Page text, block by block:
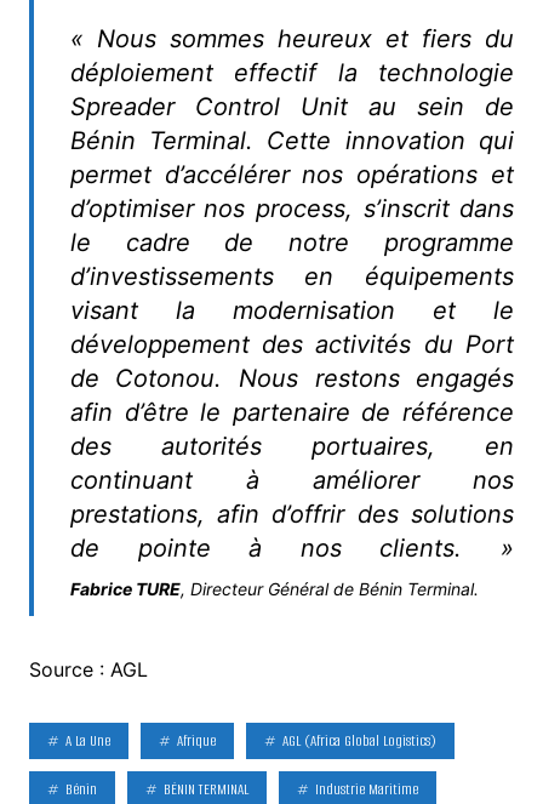
« Nous sommes heureux et fiers du
déploiement effectif la technologie
Spreader Control Unit au sein de
Bénin Terminal. Cette innovation qui
permet d’accélérer nos opérations et
d’optimiser nos process, s’inscrit dans
le cadre de notre programme
d’investissements en équipements
visant la modernisation et le
développement des activités du Port
de Cotonou. Nous restons engagés
afin d’être le partenaire de référence
des autorités portuaires, en
continuant à améliorer nos
prestations, afin d’offrir des solutions
de pointe à nos clients. »
Fabrice TURE, Directeur Général de Bénin Terminal.
Source : AGL
A La Une Afrique AGL (Africa Global Logistics)
Bénin BÉNIN TERMINAL Industrie Maritime